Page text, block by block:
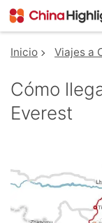
Inicio Viajes a
Cómo
Everest